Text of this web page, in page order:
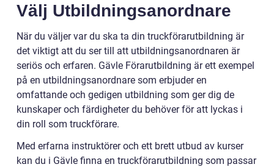
Välj Utbildningsanordnare
När du väljer var du ska ta din truckförarutbildning är
det viktigt att du ser till att utbildningsanordnaren är
seriös och erfaren. Gävle Förarutbildning är ett exempel
på en utbildningsanordnare som erbjuder en
omfattande och gedigen utbildning som ger dig de
kunskaper och färdigheter du behöver för att lyckas i
din roll som truckförare.
Med erfarna instruktörer och ett brett utbud av kurser
kan du i Gävle finna en truckförarutbildning som passar